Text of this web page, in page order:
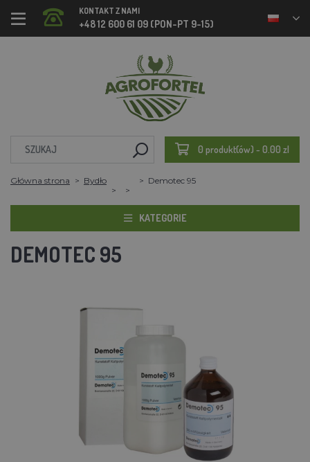
KONTAKT Z NAMI
+48 12 600 61 09 (PON-PT 9-15)
0 produkt(ów) - 0.00 zl
Główna strona Bydło Demotec 95
KATEGORIE
DEMOTEC 95